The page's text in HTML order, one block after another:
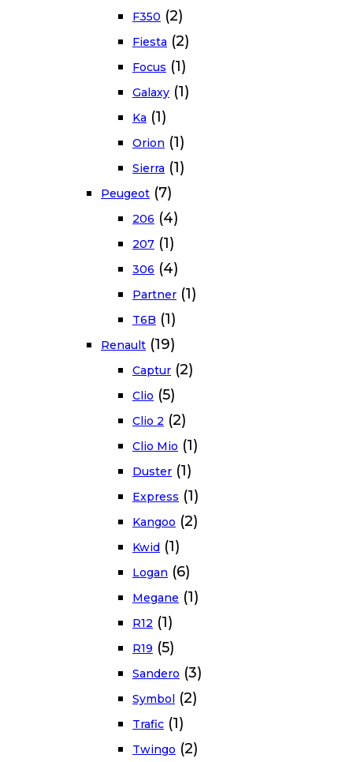
F350 (2)
Fiesta (2)
Focus (1)
Galaxy (1)
Ka (1)
Orion (1)
Sierra (1)
Peugeot (7)
206 (4)
207 (1)
306 (4)
Partner (1)
T6B (1)
Renault (19)
Captur (2)
Clio (5)
Clio 2 (2)
Clio Mio (1)
Duster (1)
Express (1)
Kangoo (2)
Kwid (1)
Logan (6)
Megane (1)
R12 (1)
R19 (5)
Sandero (3)
Symbol (2)
Trafic (1)
Twingo (2)